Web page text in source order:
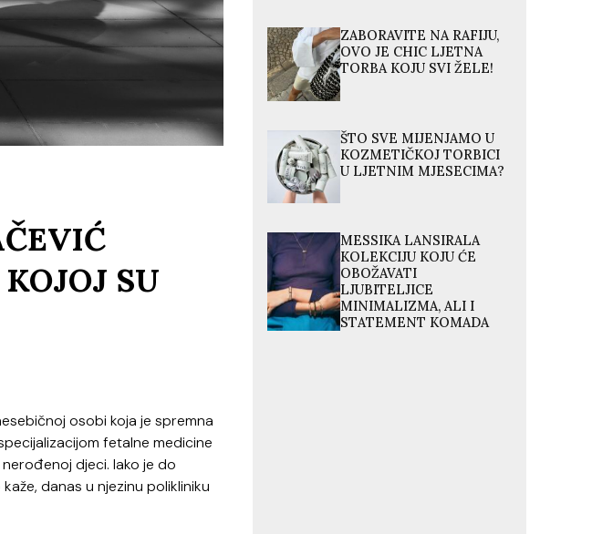
SU
osobi koja je spremna
fetalne medicine
djeci. Iako je do
danas u njezinu polikliniku
ZABORAVITE NA RAFIJU,
OVO JE CHIC LJETNA
TORBA KOJU SVI ŽELE!
ŠTO SVE MIJENJAMO U
KOZMETIČKOJ TORBICI
U LJETNIM MJESECIMA?
MESSIKA LANSIRALA
KOLEKCIJU KOJU ĆE
OBOŽAVATI
LJUBITELJICE
MINIMALIZMA, ALI I
STATEMENT KOMADA